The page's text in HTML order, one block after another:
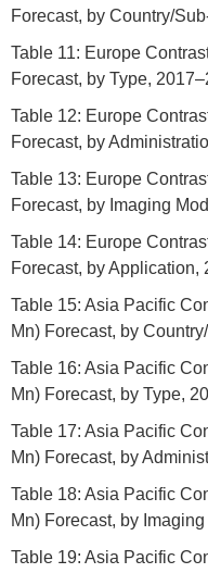
Forecast, by Country/
Table 11: Europe
Forecast, by Type,
Table 12: Europe
Forecast, by
Table 13: Europe
Forecast, by Imaging
Table 14: Europe
Forecast, by Application,
Table 15: Asia Pacific
Mn) Forecast, by
Table 16: Asia Pacific
Mn) Forecast, by Type,
Table 17: Asia Pacific
Mn) Forecast, by
Table 18: Asia Pacific
Mn) Forecast, by
Table 19: Asia Pacific